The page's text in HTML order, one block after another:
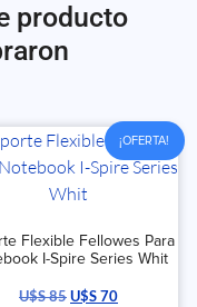
producto
¡OFERTA!
Flexible Fellowes Para
I-Spire Series Whit
U$S85U$S70